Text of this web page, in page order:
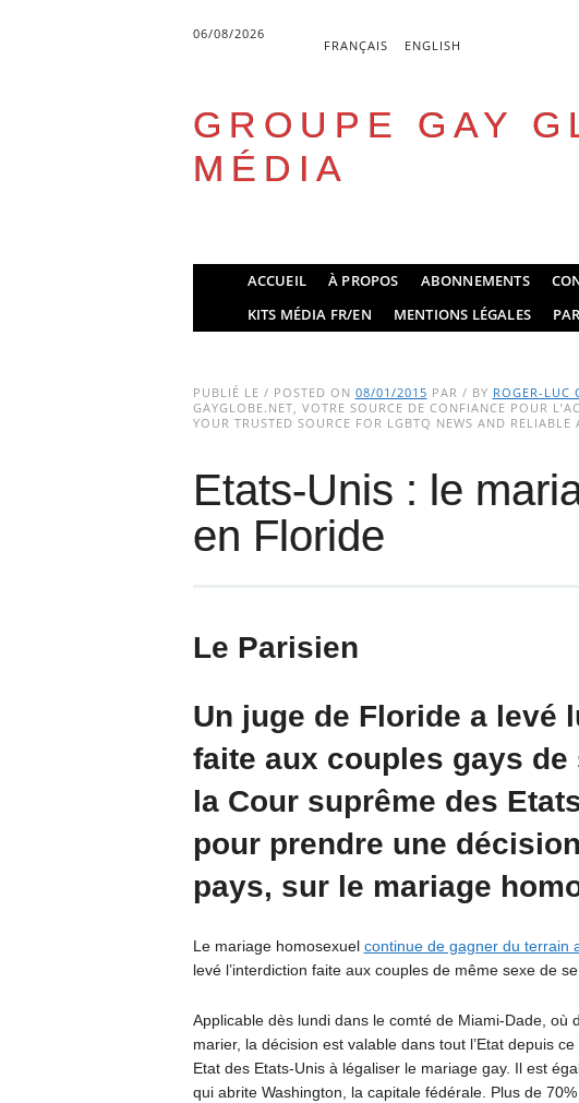
06/08/2026
FRANÇAIS ENGLISH
GROUPE GAY
MÉDIA
Main menu
ACCUEIL À PROPOS ABONNEMENTS
KITS MÉDIA FR/EN
MENTIONS LÉGALES
PUBLIÉ LE / POSTED ON 08/01/2015 PAR / BY ROGER-LUC
GAYGLOBE.NET, VOTRE SOURCE DE CONFIANCE POUR
YOUR TRUSTED SOURCE FOR LGBTQ NEWS AND RELIABLE
Etats-Unis : le
en Floride
Le Parisien
Un juge de Floride a levé
faite aux couples gays de
la Cour suprême des
pour prendre une
pays, sur le mariage
Le mariage homosexuel continue de gagner du terrain
levé l’interdiction faite aux couples de même sexe de
Applicable dès lundi dans le comté de Miami-Dade, où
marier, la décision est valable dans tout l’Etat depuis
Etat des Etats-Unis à légaliser le mariage gay. Il est
qui abrite Washington, la capitale fédérale. Plus de